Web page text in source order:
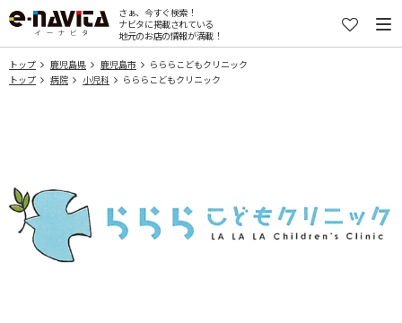
さぁ、今すぐ検索！
ナビタに掲載されている
地元のお店の情報が満載！
トップ 鹿児島県 鹿児島市
らららこどもクリニック
トップ
病院 小児科 らららこどもクリニック